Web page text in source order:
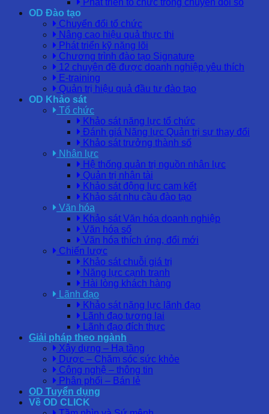
Phát triển tổ chức trong chuyển đổi số
OD Đào tạo
Chuyển đổi tổ chức
Nâng cao hiệu quả thực thi
Phát triển kỹ năng lõi
Chương trình đào tạo Signature
12 chuyên đề được doanh nghiệp yêu thích
E-training
Quản trị hiệu quả đầu tư đào tạo
OD Khảo sát
Tổ chức
Khảo sát năng lực tổ chức
Đánh giá Năng lực Quản trị sự thay đổi
Khảo sát trưởng thành số
Nhân lực
Hệ thống quản trị nguồn nhân lực
Quản trị nhân tài
Khảo sát động lực cam kết
Khảo sát nhu cầu đào tạo
Văn hóa
Khảo sát Văn hóa doanh nghiệp
Văn hóa số
Văn hóa thích ứng, đổi mới
Chiến lược
Khảo sát chuỗi giá trị
Năng lực cạnh tranh
Hài lòng khách hàng
Lãnh đạo
Khảo sát năng lực lãnh đạo
Lãnh đạo tương lai
Lãnh đạo đích thực
Giải pháp theo ngành
Xây dựng – Hạ tầng
Dược – Chăm sóc sức khỏe
Công nghệ – thông tin
Phân phối – Bán lẻ
OD Tuyển dụng
Về OD CLICK